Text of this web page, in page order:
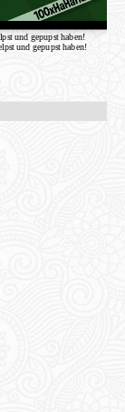
und gepupst haben!
und gepupst haben!
Share